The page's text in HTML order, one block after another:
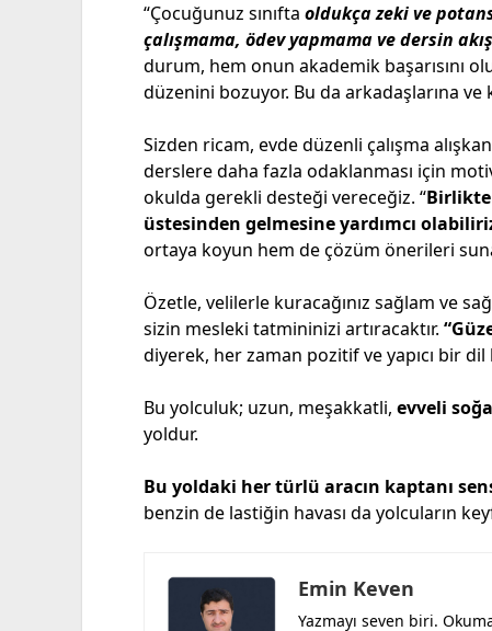
“Çocuğunuz sınıfta oldukça zeki ve
çalışmama, ödev yapmama ve dersin
durum, hem onun akademik başarısını
düzenini bozuyor. Bu da arkadaşlarına
Sizden ricam, evde düzenli çalışma
derslere daha fazla odaklanması için
okulda gerekli desteği vereceğiz. “Birlikte
üstesinden gelmesine yardımcı
ortaya koyun hem de çözüm önerileri
Özetle, velilerle kuracağınız sağlam ve
sizin mesleki tatmininizi artıracaktır.
diyerek, her zaman pozitif ve yapıcı bir
Bu yolculuk; uzun, meşakkatli, evveli
yoldur.
Bu yoldaki her türlü aracın kaptanı
benzin de lastiğin havası da yolcuların
Emin Keven
Yazmayı seven biri.